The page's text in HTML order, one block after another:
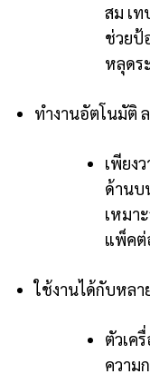
สม เ
ช่วยป้
หลุดร
ทำงานอัตโนมัติ
เพียง
ด้านบ
เหมา
แพ็คต่
ใช้งานได้กับหลา
ตัวเค
ความ